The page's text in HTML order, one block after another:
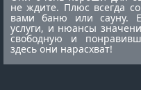
не ждите. Плюс всегда
вами баню или сауну.
услуги, и нюансы
свободную и
здесь они нарасхват!